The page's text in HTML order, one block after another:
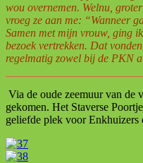
wou overnemen. Welnu,
vroeg ze aan me: “Wanneer
Samen met mijn vrouw, ging
bezoek vertrekken. Dat
regelmatig zowel bij de PKN
Via de oude zeemuur van de
gekomen. Het Staverse
geliefde plek voor Enkhuizers